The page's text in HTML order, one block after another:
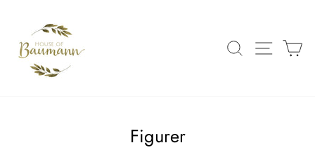
indhold
SØG SIDE
Figurer